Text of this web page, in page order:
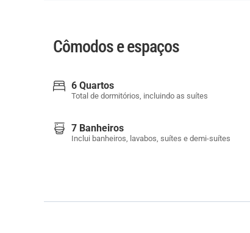
Cômodos e espaços
6 Quartos
Total de dormitórios, incluindo as suítes
7 Banheiros
Inclui banheiros, lavabos, suítes e demi-suítes